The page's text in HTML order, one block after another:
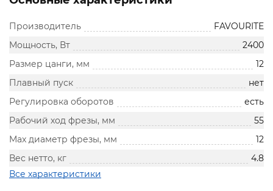
Производитель
FAVOURITE
Мощность, Вт
2400
Размер цанги, мм
12
Плавный пуск
нет
Регулировка оборотов
есть
Рабочий ход фрезы, мм
55
Max диаметр фрезы, мм
12
Вес нетто, кг
4.8
Все характеристики